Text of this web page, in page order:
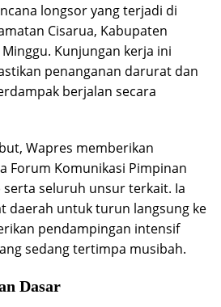
longsor yang terjadi di
Cisarua, Kabupaten
Kunjungan kerja ini
penanganan darurat dan
berjalan secara
Wapres memberikan
Forum Komunikasi Pimpinan
seluruh unsur terkait. Ia
daerah untuk turun langsung ke
pendampingan intensif
sedang tertimpa musibah.
Dasar